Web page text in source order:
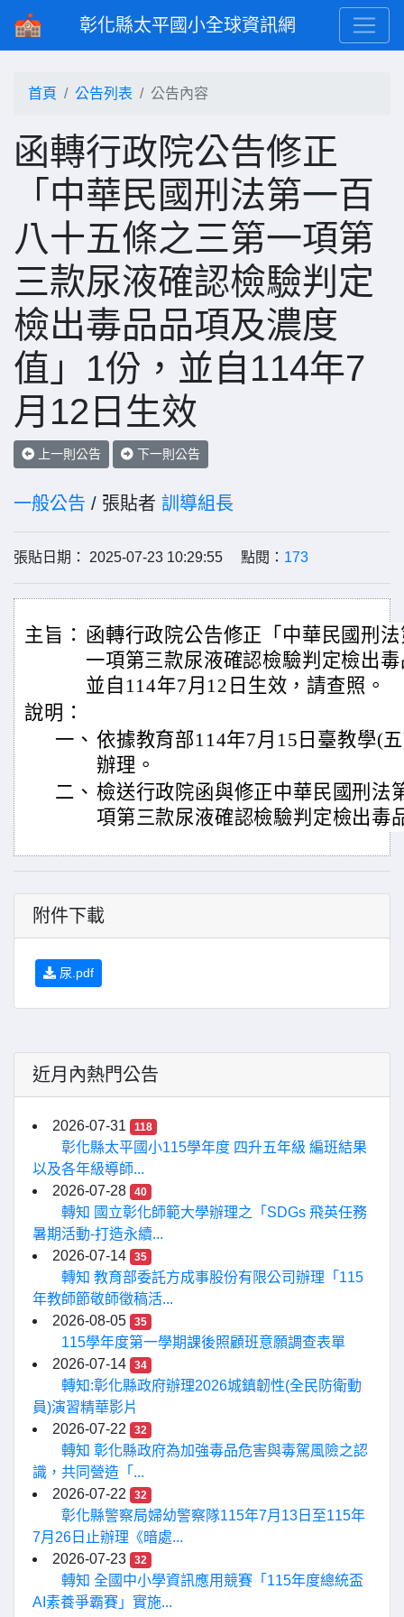
彰化縣太平國小全球資訊網
首頁 公告列表 公告內容
函轉行政院公告修正
「中華民國刑法第一百
八十五條之三第一項第
三款尿液確認檢驗判定
檢出毒品品項及濃度
值」1份，並自114年7
月12日生效
上一則公告 下一則公告
一般公告 / 張貼者 訓導組長
張貼日期： 2025-07-23 10:29:55 點閱： 173
主旨： 函轉行政院公告修正「中華民國刑
一項第三款尿液確認檢驗判定檢出
並自114年7月12日生效，請查照。
說明：
一、 依據教育部114年7月15日臺教學(
辦理。
二、 檢送行政院函與修正中華民國刑法
項第三款尿液確認檢驗判定檢出毒
附件下載
尿.pdf
近月內熱門公告
2026-07-31 118
彰化縣太平國小115學年度 四升五年級 編班結果
以及各年級導師...
2026-07-28
40
轉知 國立彰化師範大學辦理之「SDGs 飛英任務
暑期活動-打造永續...
2026-07-14
35
轉知 教育部委託方成事股份有限公司辦理「115
年教師節敬師徵稿活...
2026-08-05
35
115學年度第一學期課後照顧班意願調查表單
2026-07-14
34
轉知:彰化縣政府辦理2026城鎮韌性(全民防衛動
員)演習精華影片
2026-07-22
32
轉知 彰化縣政府為加強毒品危害與毒駕風險之認
識，共同營造「...
2026-07-22
32
彰化縣警察局婦幼警察隊115年7月13日至115年
7月26日止辦理《暗處...
2026-07-23
32
轉知 全國中小學資訊應用競賽「115年度總統盃
AI素養爭霸賽」實施...